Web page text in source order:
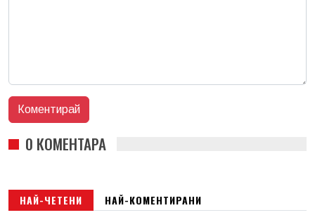
0 КОМЕНТАРА
НАЙ-ЧЕТЕНИ НАЙ-КОМЕНТИРАНИ